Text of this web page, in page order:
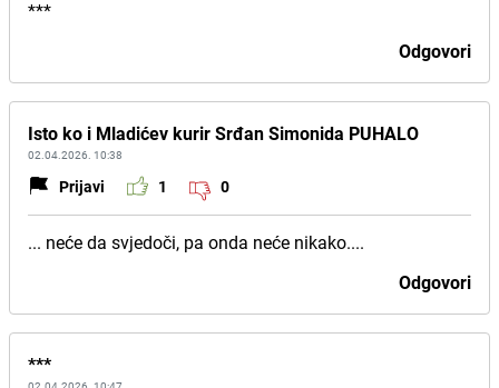
***
Odgovori
Isto ko i Mladićev kurir Srđan Simonida PUHALO
02.04.2026. 10:38
Prijavi 1 0
... neće da svjedoči, pa onda neće nikako....
Odgovori
***